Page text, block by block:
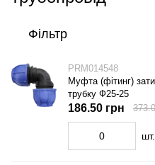
Фільтр
PRM014548
Муфта (фітинг)
трубку Ф25-25
186.50 грн
шт.